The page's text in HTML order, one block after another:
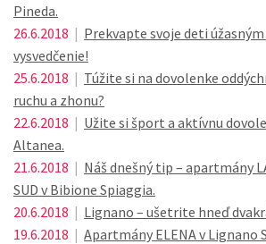
Pineda.
26.6.2018 | Prekvapte svoje deti
vysvedčenie!
25.6.2018 | Túžite si na dovolenke
ruchu a zhonu?
22.6.2018 | Užite si šport a aktívnu
Altanea.
21.6.2018 | Náš dnešný tip – apartmány
SUD v Bibione Spiaggia.
20.6.2018 | Lignano – ušetrite hneď
19.6.2018 | Apartmány ELENA v Lignano